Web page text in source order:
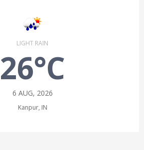
LIGHT RAIN
26°C
6 AUG, 2026
Kanpur, IN